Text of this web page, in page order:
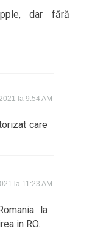
dar fără
la 9:54 AM
care
la 11:23 AM
la
in RO.